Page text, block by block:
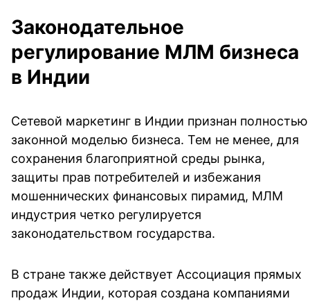
Законодательное
регулирование МЛМ бизнеса
в Индии
Сетевой маркетинг в Индии признан полностью
законной моделью бизнеса. Тем не менее, для
сохранения благоприятной среды рынка,
защиты прав потребителей и избежания
мошеннических финансовых пирамид, МЛМ
индустрия четко регулируется
законодательством государства.
В стране также действует Ассоциация прямых
продаж Индии, которая создана компаниями